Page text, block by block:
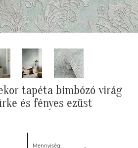
tapéta bimbózó virág
és fényes ezüst
Mennyiség: